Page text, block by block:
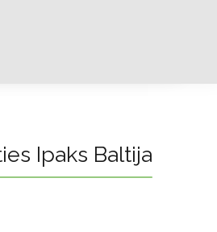
Ipaks Baltija